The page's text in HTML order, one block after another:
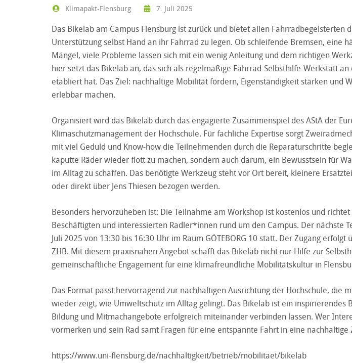
Klimapakt-Flensburg 7. Juli 2025
Das Bikelab am Campus Flensburg ist zurück und bietet allen Fahrradbegeisterten
Unterstützung selbst Hand an ihr Fahrrad zu legen. Ob schleifende Bremsen, eine
Mängel, viele Probleme lassen sich mit ein wenig Anleitung und dem richtigen
hier setzt das Bikelab an, das sich als regelmäßige Fahrrad-Selbsthilfe-Werkstatt
etabliert hat. Das Ziel: nachhaltige Mobilität fördern, Eigenständigkeit stärken und
erlebbar machen.
Organisiert wird das Bikelab durch das engagierte Zusammenspiel des AStA der
Klimaschutzmanagement der Hochschule. Für fachliche Expertise sorgt
mit viel Geduld und Know-how die Teilnehmenden durch die Reparaturschritte
kaputte Räder wieder flott zu machen, sondern auch darum, ein Bewusstsein für
im Alltag zu schaffen. Das benötigte Werkzeug steht vor Ort bereit, kleinere
oder direkt über Jens Thiesen bezogen werden.
Besonders hervorzuheben ist: Die Teilnahme am Workshop ist kostenlos und
Beschäftigten und interessierten Radler*innen rund um den Campus. Der nächste
Juli 2025 von 13:30 bis 16:30 Uhr im Raum GÖTEBORG 10 statt. Der Zugang
ZHB. Mit diesem praxisnahen Angebot schafft das Bikelab nicht nur Hilfe zur
gemeinschaftliche Engagement für eine klimafreundliche Mobilitätskultur in
Das Format passt hervorragend zur nachhaltigen Ausrichtung der Hochschule, die
wieder zeigt, wie Umweltschutz im Alltag gelingt. Das Bikelab ist ein inspirierendes
Bildung und Mitmachangebote erfolgreich miteinander verbinden lassen. Wer
vormerken und sein Rad samt Fragen für eine entspannte Fahrt in eine
https://www.uni-flensburg.de/nachhaltigkeit/betrieb/mobilitaet/bikelab